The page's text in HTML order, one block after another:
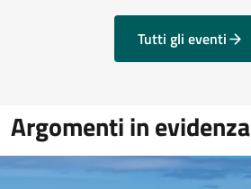
Tutti gli eventi
Argomenti in evidenza